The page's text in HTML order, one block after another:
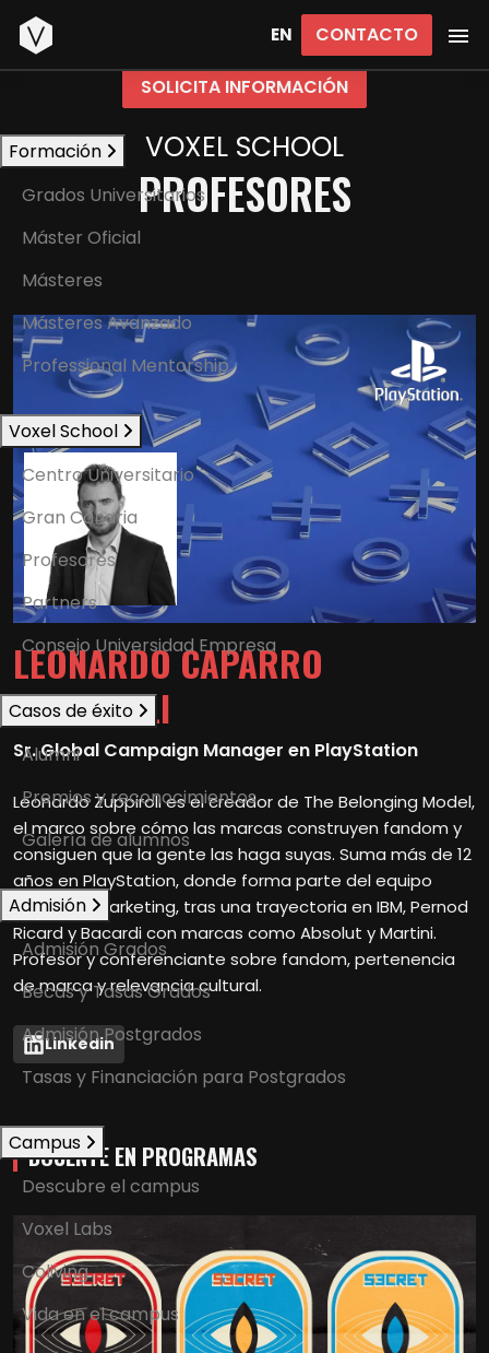
EN CONTACTO
Inicio
SOLICITA INFORMACIÓN
Formación
Grados Universitarios
Máster Oficial
Másteres
Másteres Avanzado
Professional Mentorship
Voxel School
Centro Universitario
Gran Canaria
Profesores
Partners
Consejo Universidad Empresa
Casos de éxito
Alumni
Premios y reconocimientos
Galería de alumnos
Admisión
Admisión Grados
Becas y Tasas Grados
Admisión Postgrados
Tasas y Financiación para Postgrados
Campus
Descubre el campus
Voxel Labs
Coliving
Vida en el campus
VOXEL SCHOOL
PROFESORES
LEONARDO CAPARRO
ZUPPIROLI
Sr. Global Campaign Manager en PlayStation
Leonardo Zuppiroli es el creador de The Belonging Model,
el marco sobre cómo las marcas construyen fandom y
consiguen que la gente las haga suyas. Suma más de 12
años en PlayStation, donde forma parte del equipo
Global de Marketing, tras una trayectoria en IBM, Pernod
Ricard y Bacardi con marcas como Absolut y Martini.
Profesor y conferenciante sobre fandom, pertenencia
de marca y relevancia cultural.
Linkedin
DOCENTE EN PROGRAMAS